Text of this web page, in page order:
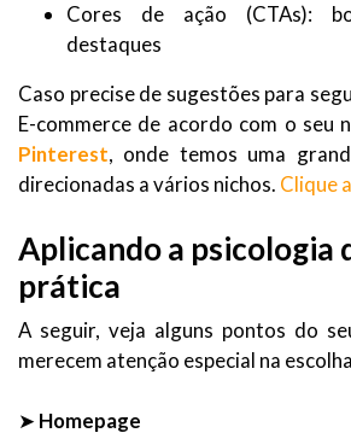
Cores de ação (CTAs):
destaques
Caso precise de sugestões para
E-commerce de acordo com o seu
Pinterest, onde temos uma
direcionadas a vários nichos. Clique
Aplicando a psicologia
prática
A seguir, veja alguns pontos do
merecem atenção especial na
➤ Homepage